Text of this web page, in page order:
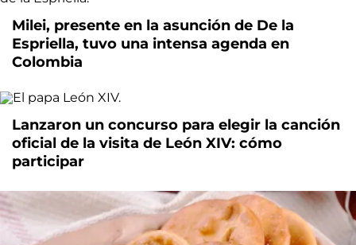
Milei, presente en la asunción de De la
Espriella, tuvo una intensa agenda en
Colombia
Lanzaron un concurso para elegir la canción
oficial de la visita de León XIV: cómo
participar